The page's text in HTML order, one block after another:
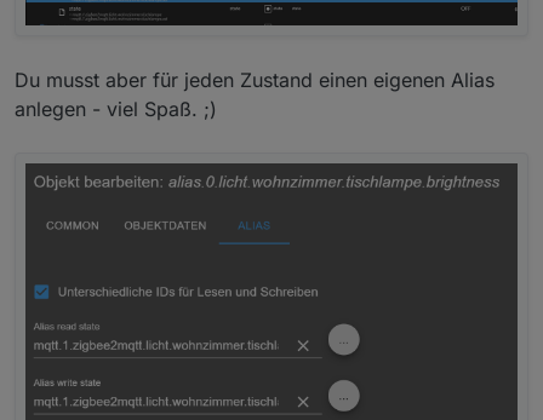
    "hardwareVersion": 1,
    "manufacturerName": "IKEA of Sweden",
    "model": "LED1732G11",
    "softwareBuildID": "2.3.091",
    "type": "Router",
    "zclVersion": 2
  "last_seen": "2022-09-18T15:42:01+02:00",
  "power_on_behavior": "off",
  "state": "OFF",
    "state": "idle"
Du musst aber für jeden Zustand einen eigenen Alias
anlegen - viel Spaß. ;)